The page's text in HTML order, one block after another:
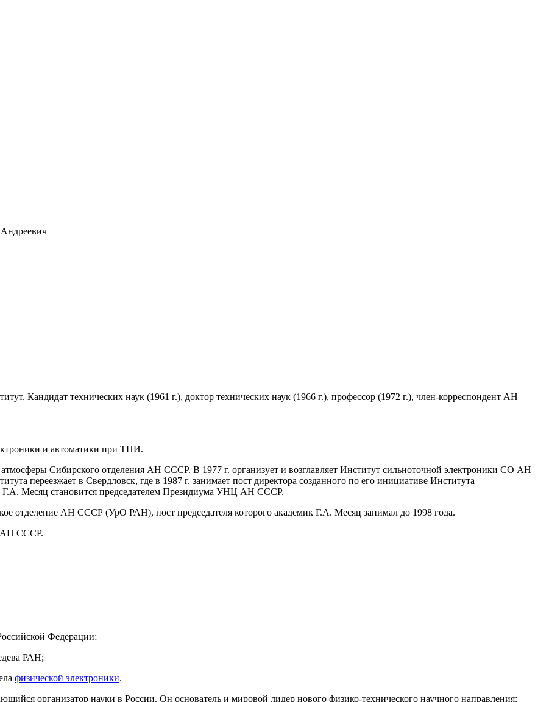
Кандидат технических наук (1961 г.), доктор технических наук (1966 г.), профессор (1972 г.), член-корреспондент АН
и автоматики при ТПИ.
атмосферы Сибирского отделения АН СССР. В 1977 г. организует и возглавляет Институт сильноточной электроники СО АН
переезжает в Свердловск, где в 1987 г. занимает пост директора созданного по его инициативе Института
Месяц становится председателем Президиума УНЦ АН СССР.
отделение АН СССР (УрО РАН), пост председателя которого академик Г.А. Месяц занимал до 1998 года.
АН СССР.
Федерации;
РАН;
физической электроники.
организатор науки в России. Он основатель и мировой лидер нового физико-технического научного направления: